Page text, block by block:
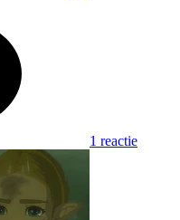
1 reactie